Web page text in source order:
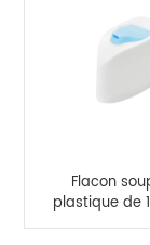
Flacon
plastique de
150 ml